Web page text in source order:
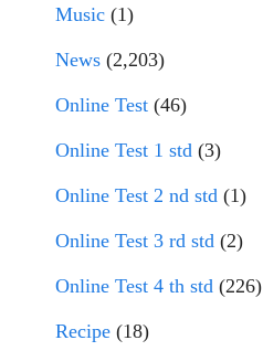
Music (1)
News (2,203)
Online Test (46)
Online Test 1 std (3)
Online Test 2 nd std (1)
Online Test 3 rd std (2)
Online Test 4 th std (226)
Recipe (18)